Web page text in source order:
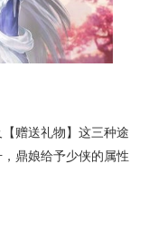
赠送礼物】这三种途
鼎娘给予少侠的属性